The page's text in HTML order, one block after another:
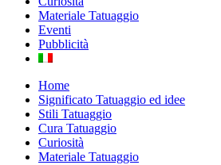
Materiale Tatuaggio
Eventi
Pubblicità
Home
Significato Tatuaggio ed idee
Stili Tatuaggio
Cura Tatuaggio
Curiosità
Materiale Tatuaggio